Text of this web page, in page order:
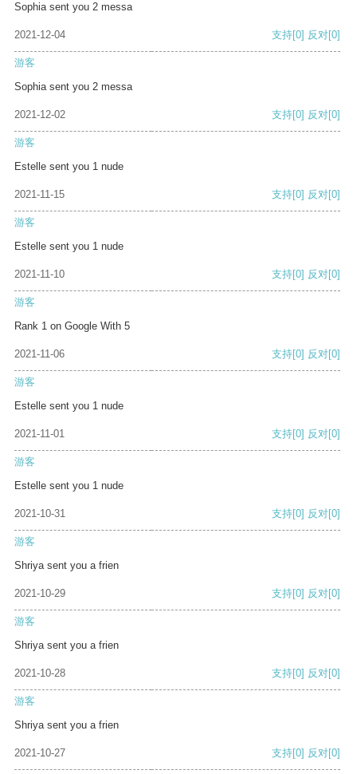
Sophia sent you 2 messa
2021-12-04 支持[0] 反对[0]
游客
Sophia sent you 2 messa
2021-12-02 支持[0] 反对[0]
游客
Estelle sent you 1 nude
2021-11-15 支持[0] 反对[0]
游客
Estelle sent you 1 nude
2021-11-10 支持[0] 反对[0]
游客
Rank 1 on Google With 5
2021-11-06 支持[0] 反对[0]
游客
Estelle sent you 1 nude
2021-11-01 支持[0] 反对[0]
游客
Estelle sent you 1 nude
2021-10-31 支持[0] 反对[0]
游客
Shriya sent you a frien
2021-10-29 支持[0] 反对[0]
游客
Shriya sent you a frien
2021-10-28 支持[0] 反对[0]
游客
Shriya sent you a frien
2021-10-27 支持[0] 反对[0]